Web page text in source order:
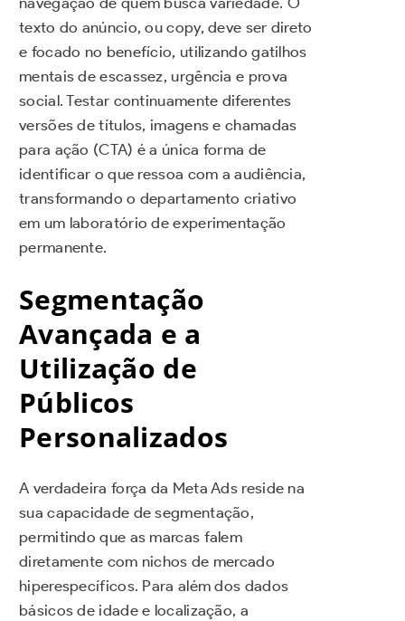
texto do anúncio, ou copy, deve ser direto
e focado no benefício, utilizando gatilhos
mentais de escassez, urgência e prova
social. Testar continuamente diferentes
versões de títulos, imagens e chamadas
para ação (CTA) é a única forma de
identificar o que ressoa com a audiência,
transformando o departamento criativo
em um laboratório de experimentação
permanente.
Segmentação
Avançada e a
Utilização de
Públicos
Personalizados
A verdadeira força da Meta Ads reside na
sua capacidade de segmentação,
permitindo que as marcas falem
diretamente com nichos de mercado
hiperespecíficos. Para além dos dados
básicos de idade e localização, a